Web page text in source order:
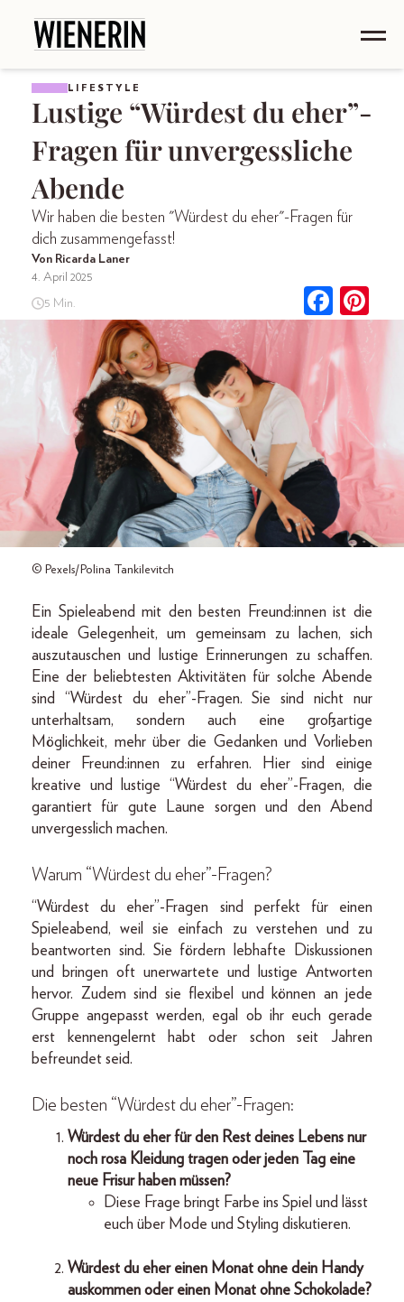
LIFESTYLE
Lustige “Würdest du eher”-
Fragen für unvergessliche
Abende
Wir haben die besten "Würdest du eher"-Fragen für
dich zusammengefasst!
Von Ricarda Laner
4. April 2025
5 Min.
© Pexels/Polina Tankilevitch
Ein Spieleabend mit den besten Freund:innen ist die
ideale Gelegenheit, um gemeinsam zu lachen, sich
auszutauschen und lustige Erinnerungen zu schaffen.
Eine der beliebtesten Aktivitäten für solche Abende
sind “Würdest du eher”-Fragen. Sie sind nicht nur
unterhaltsam, sondern auch eine großartige
Möglichkeit, mehr über die Gedanken und Vorlieben
deiner Freund:innen zu erfahren. Hier sind einige
kreative und lustige “Würdest du eher”-Fragen, die
garantiert für gute Laune sorgen und den Abend
unvergesslich machen.
Warum “Würdest du eher”-Fragen?
“Würdest du eher”-Fragen sind perfekt für einen
Spieleabend, weil sie einfach zu verstehen und zu
beantworten sind. Sie fördern lebhafte Diskussionen
und bringen oft unerwartete und lustige Antworten
hervor. Zudem sind sie flexibel und können an jede
Gruppe angepasst werden, egal ob ihr euch gerade
erst kennengelernt habt oder schon seit Jahren
befreundet seid.
Die besten “Würdest du eher”-Fragen:
Würdest du eher für den Rest deines Lebens nur
noch rosa Kleidung tragen oder jeden Tag eine
neue Frisur haben müssen?
Diese Frage bringt Farbe ins Spiel und lässt
euch über Mode und Styling diskutieren.
Würdest du eher einen Monat ohne dein Handy
auskommen oder einen Monat ohne Schokolade?